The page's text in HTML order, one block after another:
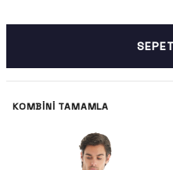
KOMBINI TAMAMLA